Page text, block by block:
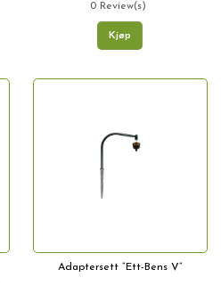
0 Review(s)
Kjøp
Adaptersett “Ett-Bens V”